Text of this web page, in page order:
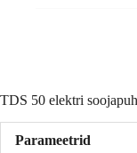
TDS 50 elektri
Parameetrid